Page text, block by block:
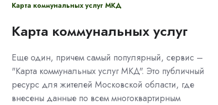
Карта коммунальных услуг МКД
Карта коммунальных услуг
Еще один, причем самый популярный, сервис –
"Карта коммунальных услуг МКД". Это публичный
ресурс для жителей Московской области, где
внесены данные по всем многоквартирным